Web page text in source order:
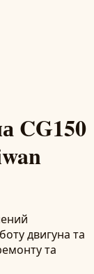
CG150
двигуна та
та